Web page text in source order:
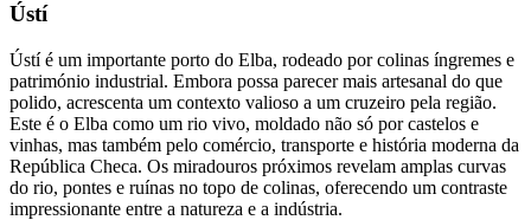
Ústí
Ústí é um importante porto do Elba, rodeado por colinas íngremes e
património industrial. Embora possa parecer mais artesanal do que
polido, acrescenta um contexto valioso a um cruzeiro pela região.
Este é o Elba como um rio vivo, moldado não só por castelos e
vinhas, mas também pelo comércio, transporte e história moderna da
República Checa. Os miradouros próximos revelam amplas curvas
do rio, pontes e ruínas no topo de colinas, oferecendo um contraste
impressionante entre a natureza e a indústria.